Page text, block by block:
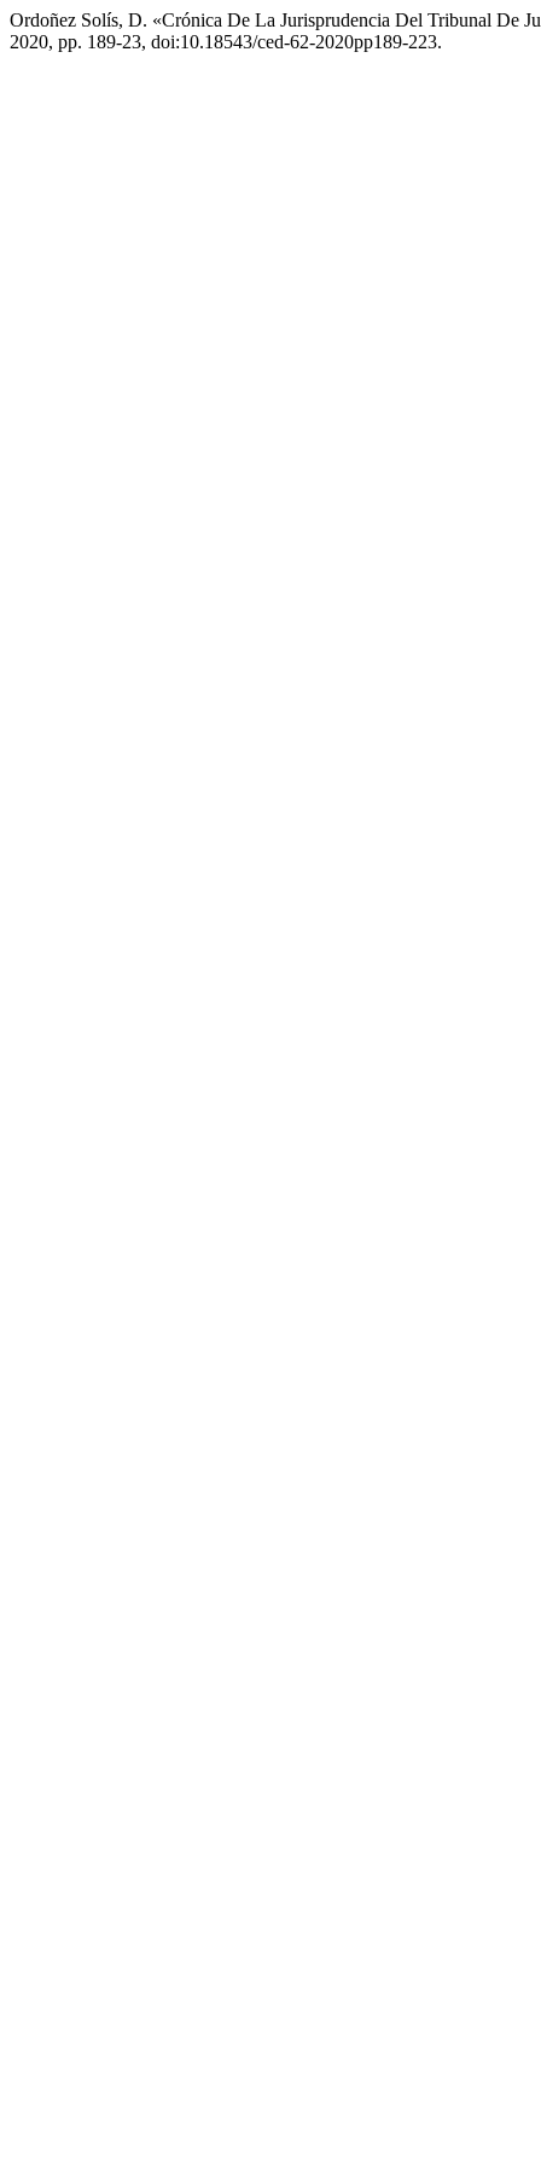
Ordoñez Solís, D. «Crónica De La Jurisprudencia Del Tribunal De
2020, pp. 189-23, doi:10.18543/ced-62-2020pp189-223.